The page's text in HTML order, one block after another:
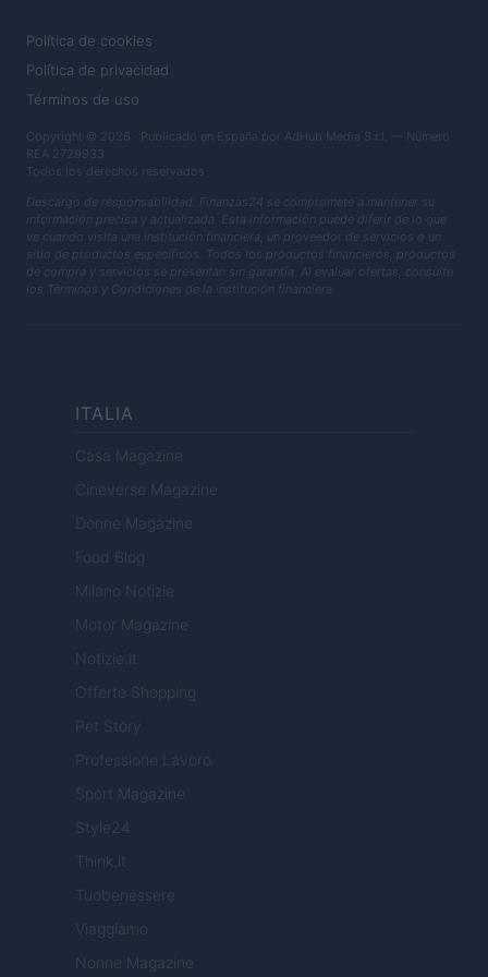
Política de cookies
Política de privacidad
Términos de uso
Copyright © 2026 · Publicado en España por AdHub Media S.r.l. — Número
REA 2729933
Todos los derechos reservados
Descargo de responsabilidad: Finanzas24 se compromete a mantener su
información precisa y actualizada. Esta información puede diferir de lo que
ve cuando visita una institución financiera, un proveedor de servicios o un
sitio de productos específicos. Todos los productos financieros, productos
de compra y servicios se presentan sin garantía. Al evaluar ofertas, consulte
los Términos y Condiciones de la institución financiera.
ITALIA
Casa Magazine
Cineverse Magazine
Donne Magazine
Food Blog
Milano Notizie
Motor Magazine
Notizie.it
Offerte Shopping
Pet Story
Professione Lavoro
Sport Magazine
Style24
Think.it
Tuobenessere
Viaggiamo
Nonne Magazine